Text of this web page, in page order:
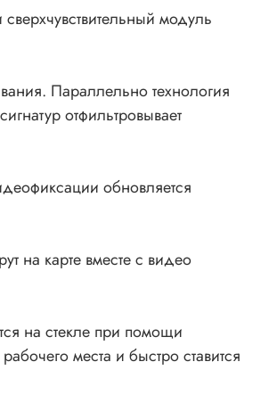
модуль
Параллельно технология
отфильтровывает
обновляется
на карте вместе с видео
на стекле при помощи
места и быстро ставится